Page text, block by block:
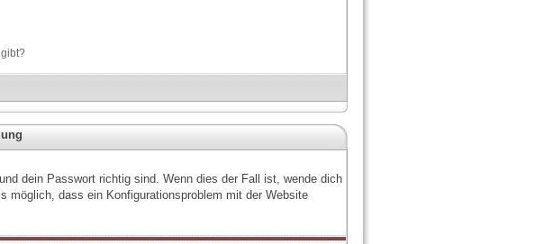
dein Passwort richtig sind. Wenn dies der Fall ist, wende dich
möglich, dass ein Konfigurationsproblem mit der Website